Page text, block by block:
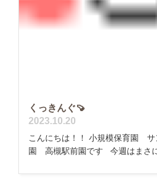
くっきんぐ🍠
2023.10.20
こんにちは！！ 小規模保育園 サ
園 高槻駅前園です 今週はまさ